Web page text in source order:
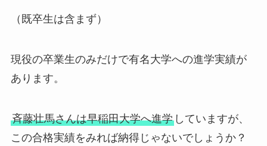
（既卒生は含まず）
現役の卒業生のみだけで有名大学への進学実績が
あります。
斉藤壮馬さんは早稲田大学へ進学していますが、
この合格実績をみれば納得じゃないでしょうか？